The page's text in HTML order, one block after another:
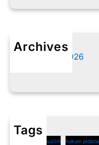
Archives
Agustus 2026
Tags
cerai non muslim hukum pidana